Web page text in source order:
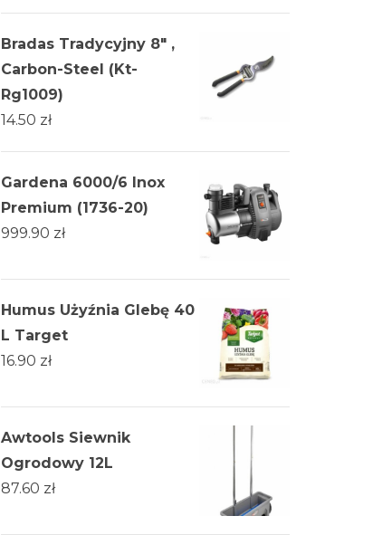
Bradas Tradycyjny 8" ,
Carbon-Steel (Kt-
Rg1009)
14.50 zł
Gardena 6000/6 Inox
Premium (1736-20)
999.90 zł
Humus Użyźnia Glebę 40
L Target
16.90 zł
Awtools Siewnik
Ogrodowy 12L
87.60 zł